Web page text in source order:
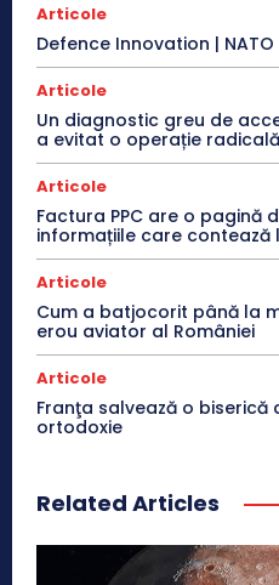
Articole
Defence Innovation |
Articole
Un diagnostic greu de
a evitat o operație radicală
Articole
Factura PPC are o pagină
informațiile care contează
Articole
Cum a batjocorit până la
erou aviator al României
Articole
Franţa salvează o biserică
ortodoxie
Related Articles